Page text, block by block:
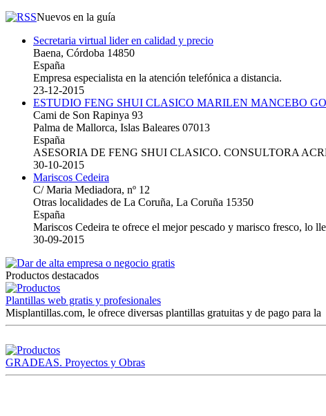
Nuevos en la guía
Secretaria virtual lider en calidad y precio
Baena, Córdoba 14850
España
Empresa especialista en la atención telefónica a distancia.
23-12-2015
ESTUDIO FENG SHUI CLASICO MARILEN MANCEBO
Cami de Son Rapinya 93
Palma de Mallorca, Islas Baleares 07013
España
ASESORIA DE FENG SHUI CLASICO. CONSULTORA
30-10-2015
Mariscos Cedeira
C/ Maria Mediadora, nº 12
Otras localidades de La Coruña, La Coruña 15350
España
Mariscos Cedeira te ofrece el mejor pescado y marisco fresco, lo
30-09-2015
Productos destacados
Plantillas web gratis y profesionales
Misplantillas.com, le ofrece diversas plantillas gratuitas y de pago para la
GRADEAS. Proyectos y Obras